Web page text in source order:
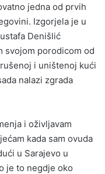
jedna od prvih
Izgorjela je u
Denišlić
svojom porodicom od
i uništenoj kući
nalazi zgrada
i oživljavam
kada sam ovuda
u Sarajevo u
je to negdje oko